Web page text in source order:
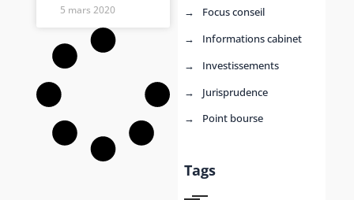
5 mars 2020
Focus conseil
Informations cabinet
Investissements
Jurisprudence
Point bourse
Tags